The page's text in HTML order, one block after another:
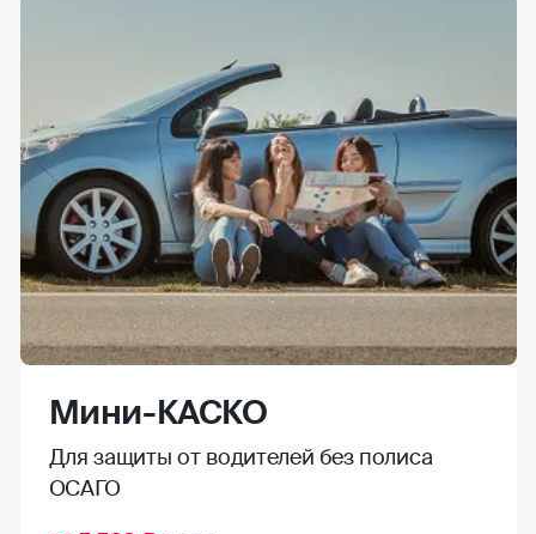
Мини-КАСКО
Для защиты от водителей без полиса
ОСАГО